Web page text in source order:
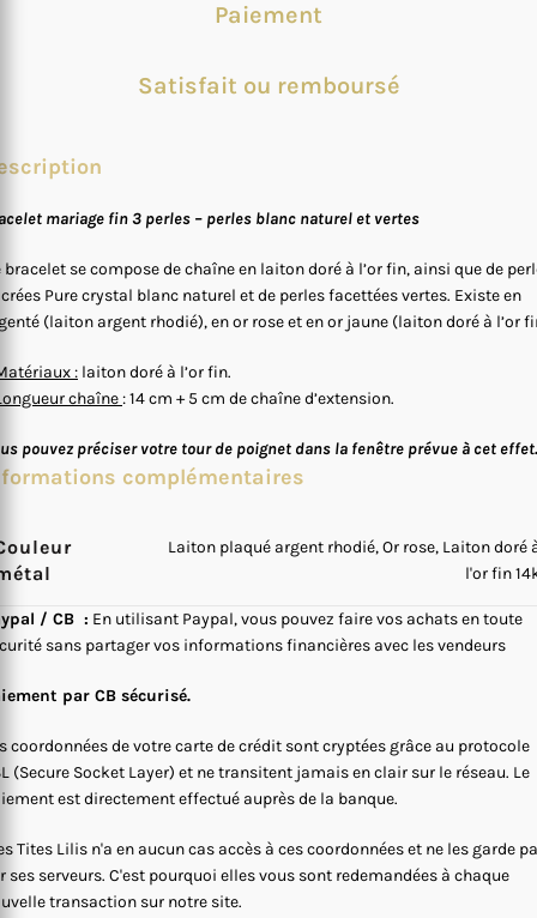
Paiement
Satisfait ou remboursé
mariage fin 3 perles – perles blanc naturel et vertes
bracelet se compose de chaîne en laiton doré à l’or fin, ainsi que de
Pure crystal blanc naturel et de perles facettées vertes. Existe en
(laiton argent rhodié), en or rose et en or jaune (laiton doré à l’or
: laiton doré à l’or fin.
chaîne: 14 cm + 5 cm de chaîne d’extension.
pouvez préciser votre tour de poignet dans la fenêtre prévue à cet effet.
complémentaires
Laiton plaqué argent rhodié, Or rose, Laiton doré
l'or fin
/ CB : En utilisant Paypal, vous pouvez faire vos achats en toute
sans partager vos informations financières avec les vendeurs
par CB sécurisé.
coordonnées de votre carte de crédit sont cryptées grâce au protocole
(Secure Socket Layer) et ne transitent jamais en clair sur le réseau. Le
est directement effectué auprès de la banque.
Tites Lilis n'a en aucun cas accès à ces coordonnées et ne les garde
ses serveurs. C'est pourquoi elles vous sont redemandées à chaque
transaction sur notre site.